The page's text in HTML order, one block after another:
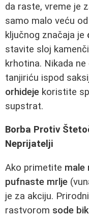
da raste, vreme je
samo malo veću
ključnog značaja je
stavite sloj
krhotina. Nikada
tanjiriću ispod
orhideje koristite
supstrat.
Borba Protiv
Neprijatelji
Ako primetite male
pufnaste mrlje
je za akciju.
rastvorom sode